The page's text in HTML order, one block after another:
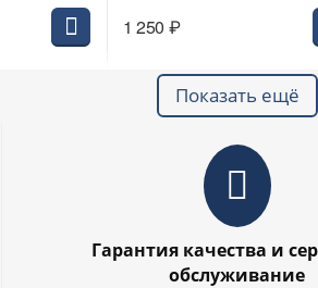
специальн
1 250 ₽
Показать ещё
Гарантия качества и
обслуживание